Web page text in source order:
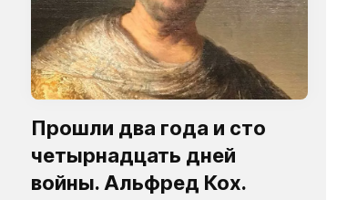
Прошли два года и сто
четырнадцать дней
войны. Альфред Кох.